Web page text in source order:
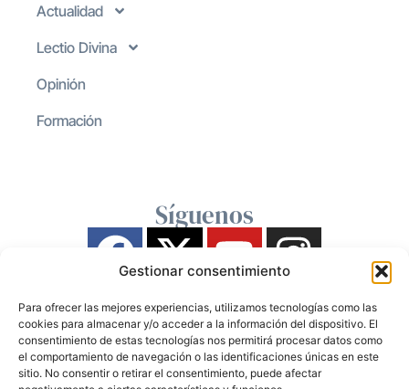
Gestionar consentimiento
Para ofrecer las mejores experiencias, utilizamos tecnologías como las
cookies para almacenar y/o acceder a la información del dispositivo. El
consentimiento de estas tecnologías nos permitirá procesar datos como
el comportamiento de navegación o las identificaciones únicas en este
sitio. No consentir o retirar el consentimiento, puede afectar
Actualidad
Lectio Divina
Opinión
Formación
Síguenos